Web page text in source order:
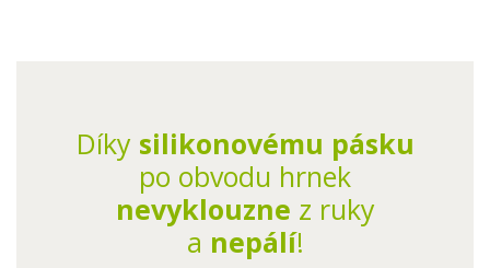
Díkysilikonovému pásku
po obvodu hrnek
nevyklouzne z ruky
a nepálí!